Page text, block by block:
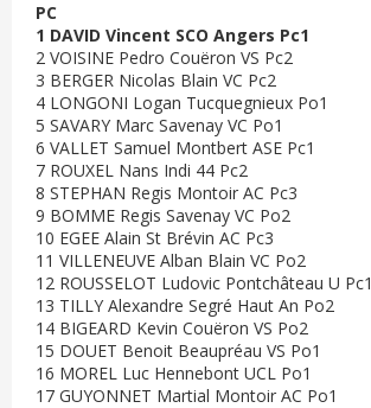
PC
1 DAVID Vincent SCO Angers Pc1
2 VOISINE Pedro Couëron VS Pc2
3 BERGER Nicolas Blain VC Pc2
4 LONGONI Logan Tucquegnieux Po1
5 SAVARY Marc Savenay VC Po1
6 VALLET Samuel Montbert ASE Pc1
7 ROUXEL Nans Indi 44 Pc2
8 STEPHAN Regis Montoir AC Pc3
9 BOMME Regis Savenay VC Po2
10 EGEE Alain St Brévin AC Pc3
11 VILLENEUVE Alban Blain VC Po2
12 ROUSSELOT Ludovic Pontchâteau U Pc1
13 TILLY Alexandre Segré Haut An Po2
14 BIGEARD Kevin Couëron VS Po2
15 DOUET Benoit Beaupréau VS Po1
16 MOREL Luc Hennebont UCL Po1
17 GUYONNET Martial Montoir AC Po1